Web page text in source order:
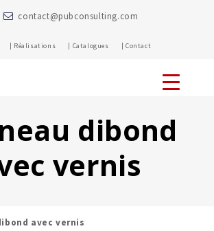
contact@pubconsulting.com
| Réalisations | Catalogues | Contact
dibond
vernis
avec vernis